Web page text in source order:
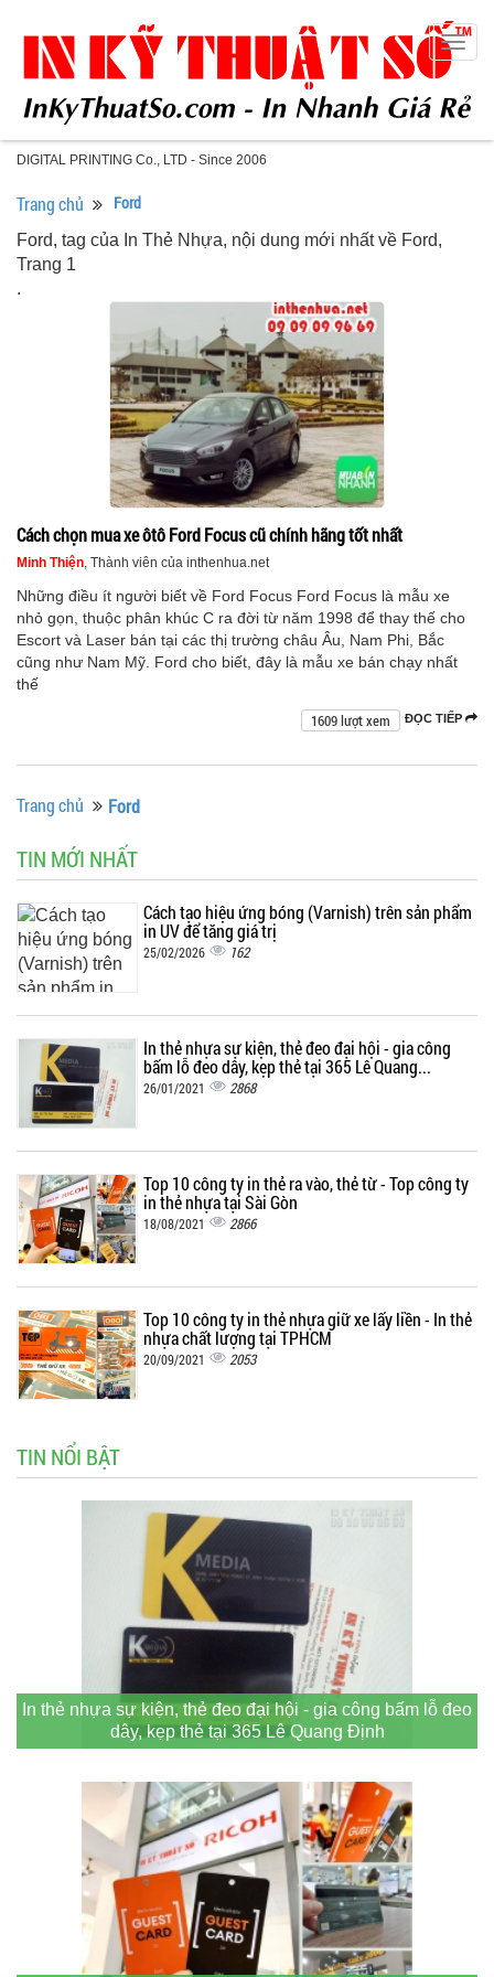
DIGITAL PRINTING Co., LTD - Since 2006
Trang chủ Ford
Ford, tag của In Thẻ Nhựa, nội dung mới nhất về Ford,
Trang 1
.
Cách chọn mua xe ôtô Ford Focus cũ chính hãng tốt nhất
Minh Thiện, Thành viên của inthenhua.net
Những điều ít người biết về Ford Focus Ford Focus là mẫu xe
nhỏ gọn, thuộc phân khúc C ra đời từ năm 1998 để thay thế cho
Escort và Laser bán tại các thị trường châu Âu, Nam Phi, Bắc
cũng như Nam Mỹ. Ford cho biết, đây là mẫu xe bán chạy nhất
thế
ĐỌC TIẾP
1609 lượt xem
Trang chủ Ford
TIN MỚI NHẤT
Cách tạo hiệu ứng bóng (Varnish) trên sản phẩm
in UV để tăng giá trị
25/02/2026 162
In thẻ nhựa sự kiện, thẻ đeo đại hội - gia công
bấm lỗ đeo dây, kẹp thẻ tại 365 Lê Quang...
26/01/2021 2868
Top 10 công ty in thẻ ra vào, thẻ từ - Top công ty
in thẻ nhựa tại Sài Gòn
18/08/2021 2866
Top 10 công ty in thẻ nhựa giữ xe lấy liền - In thẻ
nhựa chất lượng tại TPHCM
20/09/2021 2053
TIN NỔI BẬT
In thẻ nhựa sự kiện, thẻ đeo đại hội - gia công bấm lỗ đeo
dây, kẹp thẻ tại 365 Lê Quang Định